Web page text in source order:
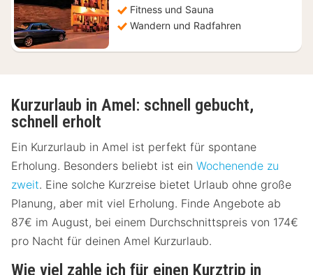
Fitness und Sauna
Wandern und Radfahren
Kurzurlaub in Amel: schnell gebucht,
schnell erholt
Ein Kurzurlaub in Amel ist perfekt für spontane
Erholung. Besonders beliebt ist ein Wochenende zu
zweit. Eine solche Kurzreise bietet Urlaub ohne große
Planung, aber mit viel Erholung. Finde Angebote ab
87€ im August, bei einem Durchschnittspreis von 174€
pro Nacht für deinen Amel Kurzurlaub.
Wie viel zahle ich für einen Kurztrip in